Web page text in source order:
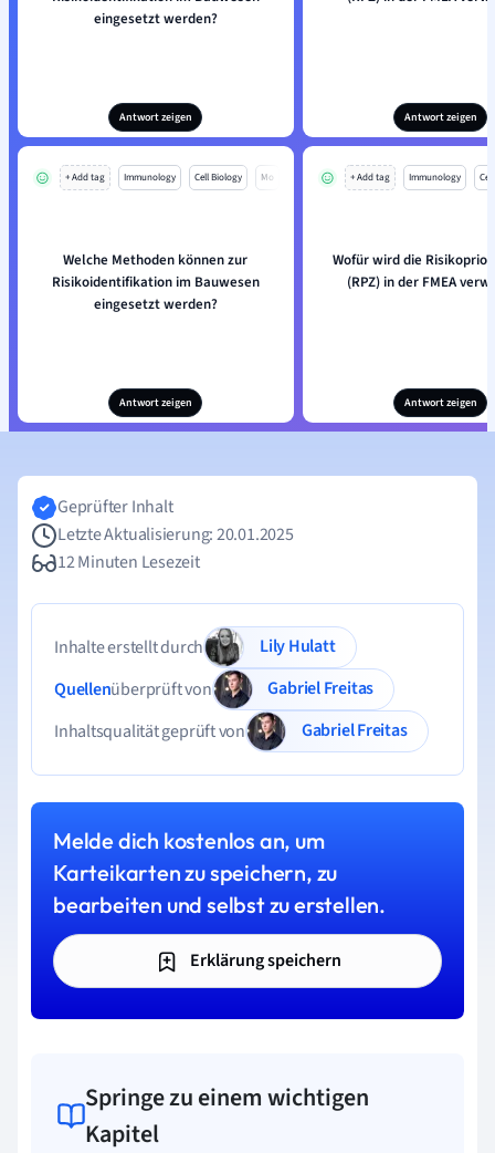
eingesetzt werden?
Antwort zeigen Antwort zeigen
+ Add tag Immunology Cell Biology Mo
Welche Methoden können zur
Risikoidentifikation im Bauwesen
eingesetzt werden?
Antwort zeigen
+ Add tag Immunology
Wofür wird die
(RPZ) in der FMEA
Antwort zeigen
Geprüfter Inhalt
Letzte Aktualisierung: 20.01.2025
12 Minuten Lesezeit
Inhalte erstellt durch
Lily Hulatt
Quellenüberprüft von
Gabriel Freitas
Inhaltsqualität geprüft von
Gabriel Freitas
Melde dich kostenlos an, um
Karteikarten zu speichern, zu
bearbeiten und selbst zu erstellen.
Erklärung speichern
Springe zu einem wichtigen
Kapitel